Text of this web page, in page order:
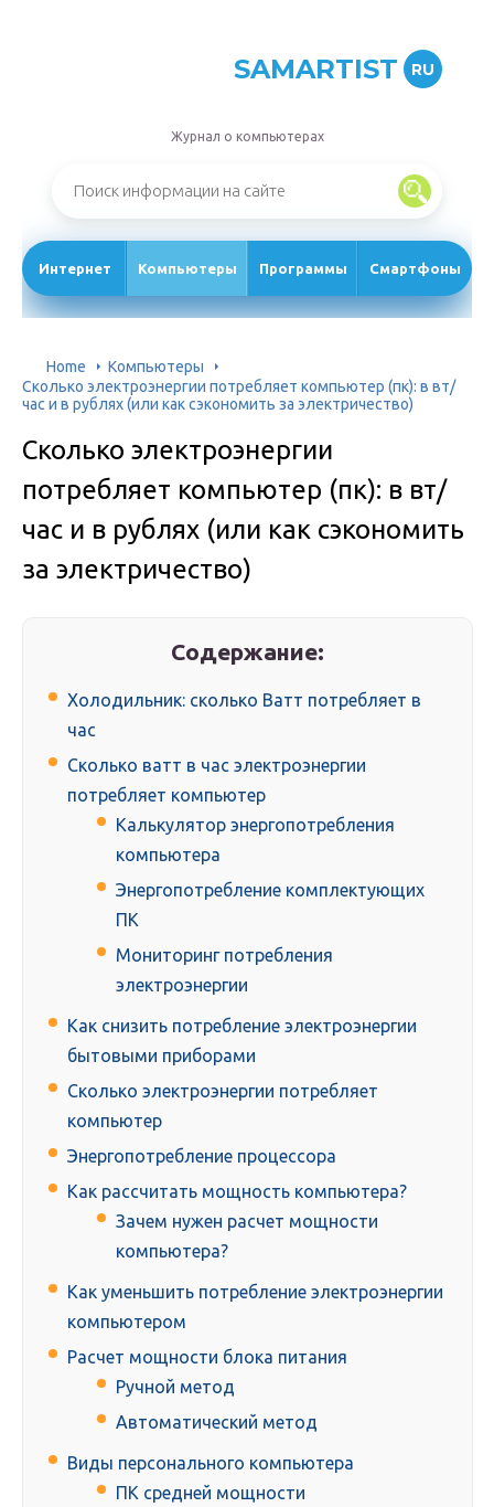
SAMARTIST RU
Журнал о компьютерах
Интернет Компьютеры Программы Смартфоны
Home
Компьютеры
Сколько электроэнергии потребляет компьютер (пк): в вт/
час и в рублях (или как сэкономить за электричество)
Сколько электроэнергии
потребляет компьютер (пк): в вт/
час и в рублях (или как сэкономить
за электричество)
Содержание:
Холодильник: сколько Ватт потребляет в
час
Сколько ватт в час электроэнергии
потребляет компьютер
Калькулятор энергопотребления
компьютера
Энергопотребление комплектующих
ПК
Мониторинг потребления
электроэнергии
Как снизить потребление электроэнергии
бытовыми приборами
Сколько электроэнергии потребляет
компьютер
Энергопотребление процессора
Как рассчитать мощность компьютера?
Зачем нужен расчет мощности
компьютера?
Как уменьшить потребление электроэнергии
компьютером
Расчет мощности блока питания
Ручной метод
Автоматический метод
Виды персонального компьютера
ПК средней мощности